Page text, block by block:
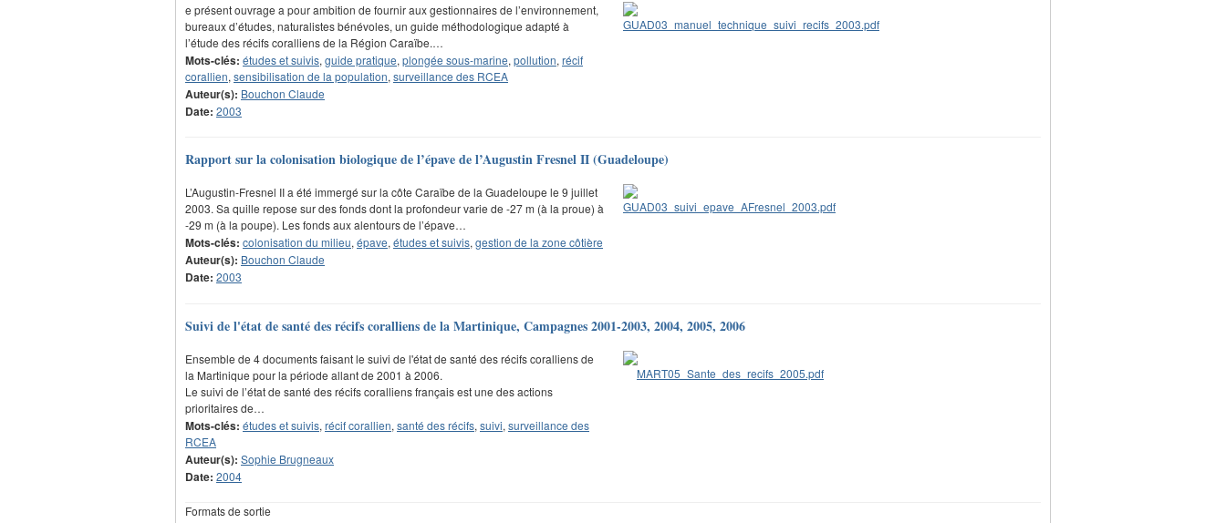
e présent ouvrage a pour ambition de fournir aux gestionnaires de l’environnement,
bureaux d’études, naturalistes bénévoles, un guide méthodologique adapté à
l’étude des récifs coralliens de la Région Caraïbe.…
Mots-clés: études et suivis, guide pratique, plongée sous-marine, pollution, récif
corallien, sensibilisation de la population, surveillance des RCEA
Auteur(s): Bouchon Claude
Date: 2003
Rapport sur la colonisation biologique de l’épave de l’Augustin Fresnel II (Guadeloupe)
L’Augustin-Fresnel II a été immergé sur la côte Caraïbe de la Guadeloupe le 9 juillet
2003. Sa quille repose sur des fonds dont la profondeur varie de -27 m (à la proue) à
-29 m (à la poupe). Les fonds aux alentours de l’épave…
Mots-clés: colonisation du milieu, épave, études et suivis, gestion de la zone côtière
Auteur(s): Bouchon Claude
Date: 2003
Suivi de l'état de santé des récifs coralliens de la Martinique, Campagnes 2001-2003, 2004, 2005, 2006
Ensemble de 4 documents faisant le suivi de l'état de santé des récifs coralliens de
la Martinique pour la période allant de 2001 à 2006.
Le suivi de l’état de santé des récifs coralliens français est une des actions
prioritaires de…
Mots-clés: études et suivis, récif corallien, santé des récifs, suivi, surveillance des
RCEA
Auteur(s): Sophie Brugneaux
Date: 2004
Formats de sortie